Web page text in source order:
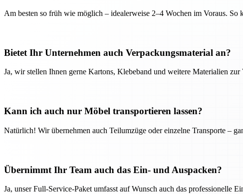
Am besten so früh wie möglich – idealerweise 2–4 Wochen im Voraus.
Bietet Ihr Unternehmen auch Verpackungsmaterial an?
Ja, wir stellen Ihnen gerne Kartons, Klebeband und weitere Materialien
Kann ich auch nur Möbel transportieren lassen?
Natürlich! Wir übernehmen auch Teilumzüge oder einzelne Transporte –
Übernimmt Ihr Team auch das Ein- und Auspacken?
Ja, unser Full-Service-Paket umfasst auf Wunsch auch das professionelle